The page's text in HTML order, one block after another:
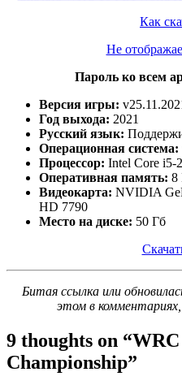
Как
Не
Пароль ко всем
Версия игры:
Год выхода: 2021
Русский язык:
Операционная система:
Процессор: Intel Core i5-
Оперативная память: 8
Видеокарта: NVIDIA
HD 7790
Место на диске: 50 Гб
Битая ссылка или
этом в
9 thoughts on “
Championship”